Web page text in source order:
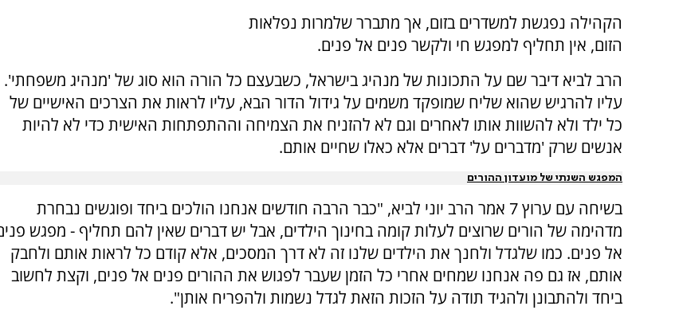
הקהילה נפגשת למשדרים בזום, אך מתברר שלמרות נפלאות
הזום, אין תחליף למפגש חי ולקשר פנים אל פנים.
הרב לביא דיבר שם על התכונות של מנהיג בישראל, כשבעצם כל הורה הוא סוג של 'מנהיג משפחתי'.
עליו להרגיש שהוא שליח שמופקד משמים על גידול הדור הבא, עליו לראות את הצרכים האישיים של
כל ילד ולא להשוות אותו לאחרים וגם לא להזניח את הצמיחה וההתפתחות האישית כדי לא להיות
אנשים שרק 'מדברים על' דברים אלא כאלו שחיים אותם.
המפגש השנתי של מועדון ההורים
בשיחה עם ערוץ 7 אמר הרב יוני לביא, "כבר הרבה חודשים אנחנו הולכים ביחד ופוגשים נבחרת
מדהימה של הורים שרוצים לעלות קומה בחינוך הילדים, אבל יש דברים שאין להם תחליף - מפגש
אל פנים. כמו שלגדל ולחנך את הילדים שלנו זה לא דרך המסכים, אלא קודם כל לראות אותם ולחבק
אותם, אז גם פה אנחנו שמחים אחרי כל הזמן שעבר לפגוש את ההורים פנים אל פנים, וקצת לחשוב
ביחד ולהתבונן ולהגיד תודה על הזכות הזאת לגדל נשמות ולהפריח אותן".